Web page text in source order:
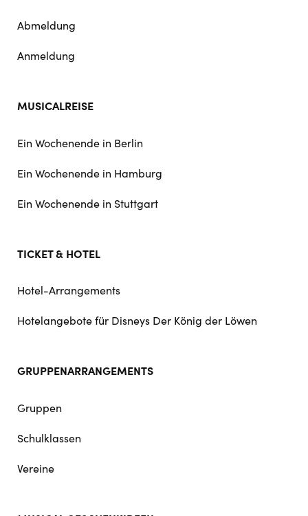
Abmeldung
Anmeldung
MUSICALREISE
Ein Wochenende in Berlin
Ein Wochenende in Hamburg
Ein Wochenende in Stuttgart
TICKET & HOTEL
Hotel-Arrangements
Hotelangebote für Disneys Der König der Löwen
GRUPPENARRANGEMENTS
Gruppen
Schulklassen
Vereine